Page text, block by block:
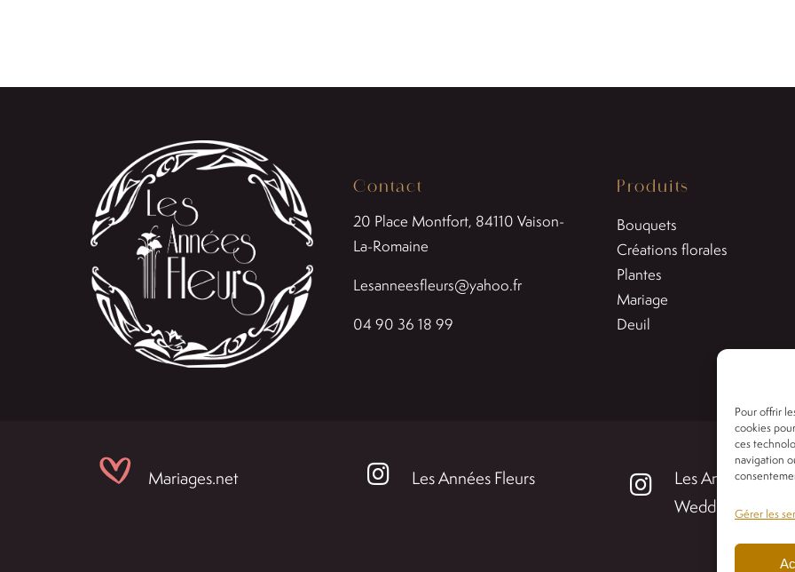
Pour offrir
cookies
ces
navigation
Gérer les
Contact
20 Place Montfort, 84110Vaison-
La-Romaine
Lesanneesfleurs@yahoo.fr
04 90 36 18 99
Produits
Bouquets
Créations florales
Plantes
Mariage
Deuil
Mariages.net Les Années Fleurs
Les Années
Wedding